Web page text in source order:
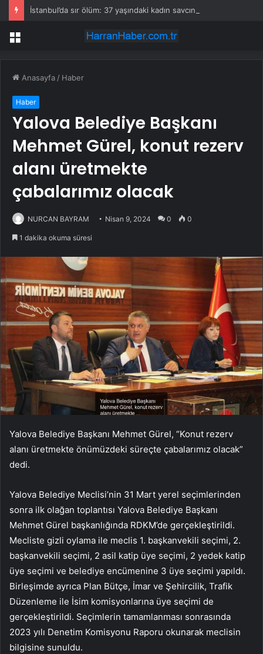
Menü
Anasayfa / Haber
Haber
Yalova Belediye Başkanı
Mehmet Gürel, konut rezerv
alanı üretmekte
çabalarımız olacak
NURCAN BAYRAM Nisan 9, 2024 0 0
1 dakika okuma süresi
Yalova Belediye Başkanı Mehmet Gürel, “Konut rezerv
alanı üretmekte önümüzdeki süreçte çabalarımız olacak”
dedi.
Yalova Belediye Meclisi’nin 31 Mart yerel seçimlerinden
sonra ilk olağan toplantısı Yalova Belediye Başkanı
Mehmet Gürel başkanlığında RDKM’de gerçekleştirildi.
Mecliste gizli oylama ile meclis 1. başkanvekili seçimi, 2.
başkanvekili seçimi, 2 asil katip üye seçimi, 2 yedek katip
üye seçimi ve belediye encümenine 3 üye seçimi yapıldı.
Birleşimde ayrıca Plan Bütçe, İmar ve Şehircilik, Trafik
Düzenleme ile İsim komisyonlarına üye seçimi de
gerçekleştirildi. Seçimlerin tamamlanması sonrasında
2023 yılı Denetim Komisyonu Raporu okunarak meclisin
bilgisine sunuldu.